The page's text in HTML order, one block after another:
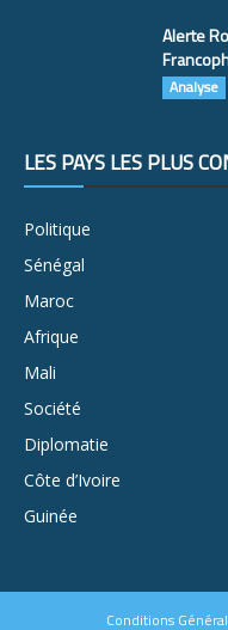
Alerte
Analyse
LES PAYS LES PLUS
Politique
Sénégal
Maroc
Afrique
Mali
Société
Diplomatie
Côte d’Ivoire
Guinée
Conditions